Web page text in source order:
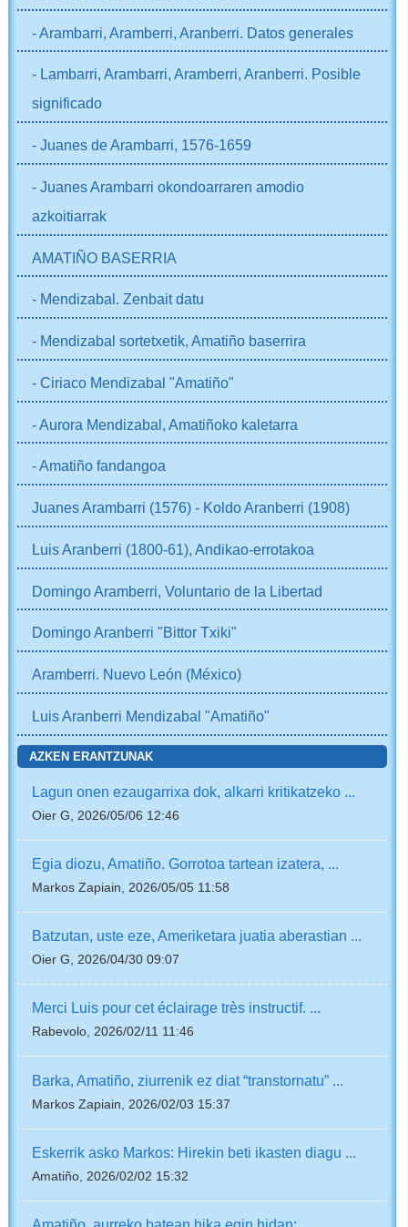
- Arambarri, Aramberri, Aranberri. Datos generales
- Lambarri, Arambarri, Aramberri, Aranberri. Posible
significado
- Juanes de Arambarri, 1576-1659
- Juanes Arambarri okondoarraren amodio
azkoitiarrak
AMATIÑO BASERRIA
- Mendizabal. Zenbait datu
- Mendizabal sortetxetik, Amatiño baserrira
- Ciriaco Mendizabal "Amatiño"
- Aurora Mendizabal, Amatiñoko kaletarra
- Amatiño fandangoa
Juanes Arambarri (1576) - Koldo Aranberri (1908)
Luis Aranberri (1800-61), Andikao-errotakoa
Domingo Aramberri, Voluntario de la Libertad
Domingo Aranberri "Bittor Txiki"
Aramberri. Nuevo León (México)
Luis Aranberri Mendizabal "Amatiño"
AZKEN ERANTZUNAK
Lagun onen ezaugarrixa dok, alkarri kritikatzeko ...
Oier G, 2026/05/06 12:46
Egia diozu, Amatiño. Gorrotoa tartean izatera, ...
Markos Zapiain, 2026/05/05 11:58
Batzutan, uste eze, Ameriketara juatia aberastian ...
Oier G, 2026/04/30 09:07
Merci Luis pour cet éclairage très instructif. ...
Rabevolo, 2026/02/11 11:46
Barka, Amatiño, ziurrenik ez diat “transtornatu” ...
Markos Zapiain, 2026/02/03 15:37
Eskerrik asko Markos: Hirekin beti ikasten diagu ...
Amatiño, 2026/02/02 15:32